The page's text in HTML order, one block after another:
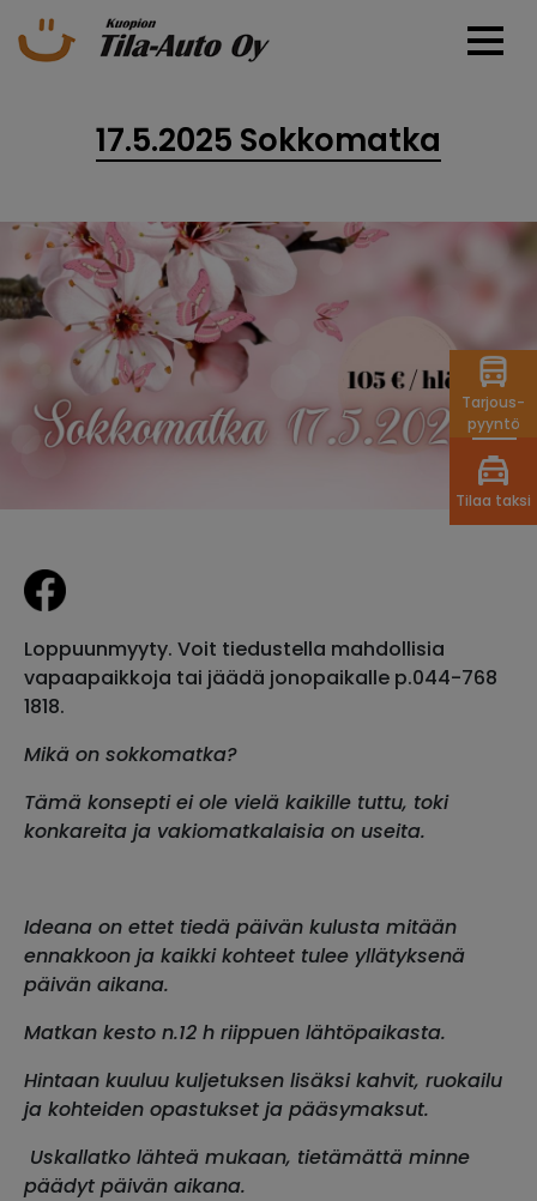
Tarjous-
pyyntö
Tilaa taksi
17.5.2025 Sokkomatka
Loppuunmyyty. Voit tiedustella mahdollisia
vapaapaikkoja tai jäädä jonopaikalle p.044-768
1818.
Mikä on sokkomatka?
Tämä konsepti ei ole vielä kaikille tuttu, toki
konkareita ja vakiomatkalaisia on useita.
Ideana on ettet tiedä päivän kulusta mitään
ennakkoon ja kaikki kohteet tulee yllätyksenä
päivän aikana.
Matkan kesto n.12 h riippuen lähtöpaikasta.
Hintaan kuuluu kuljetuksen lisäksi kahvit, ruokailu
ja kohteiden opastukset ja pääsymaksut.
Uskallatko lähteä mukaan, tietämättä minne
päädyt päivän aikana.